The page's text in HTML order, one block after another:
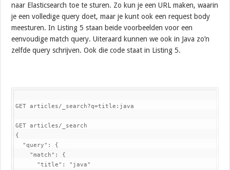
naar Elasticsearch toe te sturen. Zo kun je een URL maken, waarin
je een volledige query doet, maar je kunt ook een request body
meesturen. In Listing 5 staan beide voorbeelden voor een
eenvoudige match query. Uiteraard kunnen we ook in Java zo’n
zelfde query schrijven. Ook die code staat in Listing 5.
GET articles/_search?q=title:java
GET articles/_search
{
  "query": {
    "match": {
      "title": "java"